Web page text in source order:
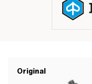
Original